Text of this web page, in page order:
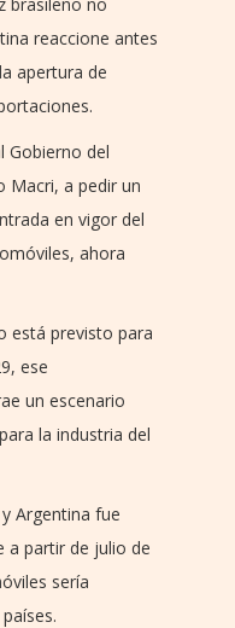
reaccione antes
apertura de
Gobierno del
Macri, a pedir un
en vigor del
ahora
está previsto para
ese
un escenario
la industria del
Argentina fue
a partir de julio de
sería